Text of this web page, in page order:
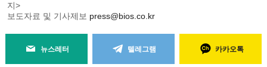
지>
보도자료 및 기사제보 press@bios.co.kr
뉴스레터 텔레그램 카카오톡